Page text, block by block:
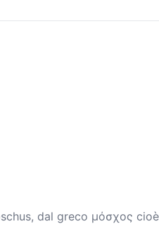
dal greco μόσχος cioè